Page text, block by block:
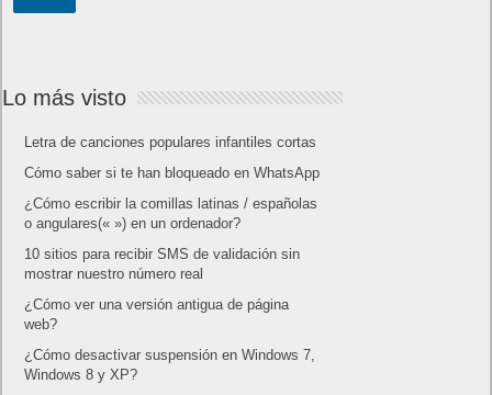
Lo más visto
Letra de canciones populares infantiles cortas
Cómo saber si te han bloqueado en WhatsApp
¿Cómo escribir la comillas latinas / españolas
o angulares(« ») en un ordenador?
10 sitios para recibir SMS de validación sin
mostrar nuestro número real
¿Cómo ver una versión antigua de página
web?
¿Cómo desactivar suspensión en Windows 7,
Windows 8 y XP?